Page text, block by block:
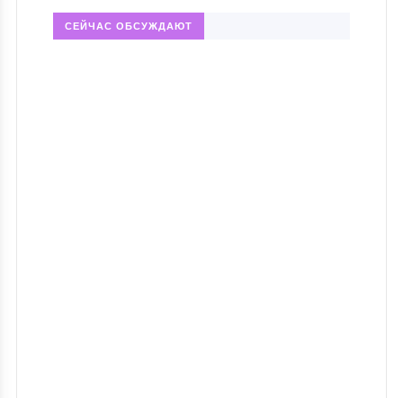
СЕЙЧАС ОБСУЖДАЮТ